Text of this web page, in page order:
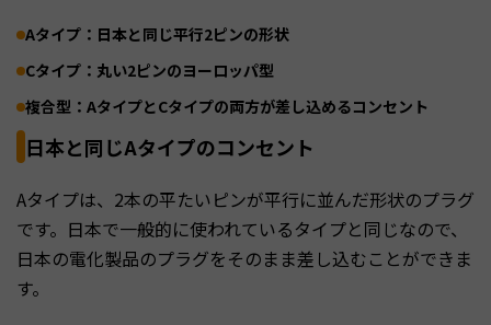
Aタイプ：日本と同じ平行2ピンの形状
Cタイプ：丸い2ピンのヨーロッパ型
複合型：AタイプとCタイプの両方が差し込めるコンセント
日本と同じAタイプのコンセント
Aタイプは、2本の平たいピンが平行に並んだ形状のプラグ
です。日本で一般的に使われているタイプと同じなので、
日本の電化製品のプラグをそのまま差し込むことができま
す。